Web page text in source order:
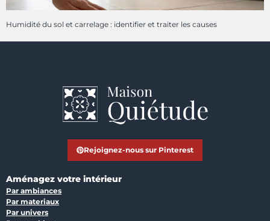
Humidité du sol et carrelage : identifier et traiter les causes
Rejoignez-nous sur Pinterest
Aménagez votre intérieur
Par ambiances
Par materiaux
Par univers